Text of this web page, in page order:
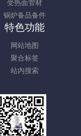
受热面管材
锅炉备品备件
特色功能
网站地图
聚合标签
站内搜索